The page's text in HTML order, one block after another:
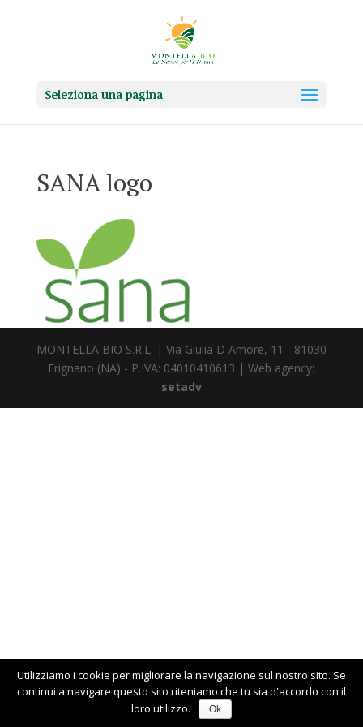
Seleziona una pagina
SANA logo
MONTELLA BIO S.R.L. | Via Giulia D Amore, 11 - 81030
Frignano (NA) - P.IVA: 04010410613 | Web agency:
setadv
Utilizziamo i cookie per migliorare la navigazione sul nostro sito. Se
continui a navigare questo sito riteniamo che tu sia d'accordo con il
loro utilizzo.
Ok